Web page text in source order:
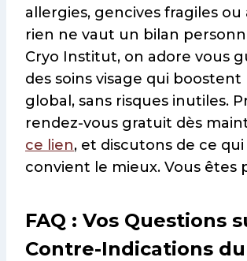
allergies, gencives fragiles ou
rien ne vaut un bilan
Cryo Institut, on adore vous
des soins visage qui boostent
global, sans risques inutiles.
rendez-vous gratuit dès
ce lien, et discutons de ce qui
convient le mieux. Vous êtes
FAQ : Vos Questions
Contre-Indications du